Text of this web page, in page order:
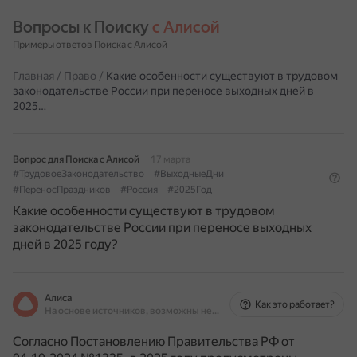
Вопросы к Поиску с Алисой
Примеры ответов Поиска с Алисой
Главная / Право / Какие особенности существуют в трудовом
законодательстве России при переносе выходных дней в
2025…
Вопрос для Поиска с Алисой
17 марта
#ТрудовоеЗаконодательство
#ВыходныеДни
#ПереносПраздников
#Россия #2025Год
Какие особенности существуют в трудовом
законодательстве России при переносе выходных
дней в 2025 году?
Алиса
На основе источников, возможны неточности
Как это работает?
Согласно Постановлению Правительства РФ от